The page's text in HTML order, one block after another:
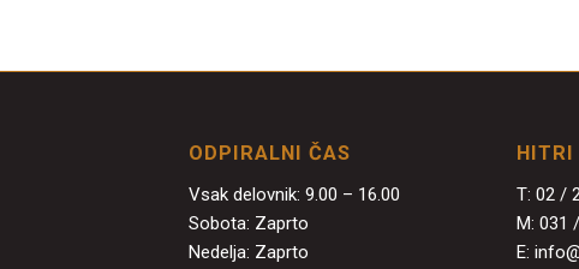
ODPIRALNI ČAS
Vsak delovnik: 9.00 – 16.00
Sobota: Zaprto
Nedelja: Zaprto
HITRI
T: 02 /
M: 031
E: